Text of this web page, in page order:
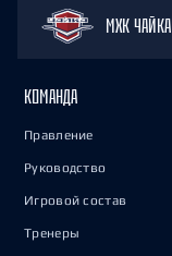
МХК ЧАЙКА
КОМАНДА
Правление
Руководство
Игровой состав
Тренеры